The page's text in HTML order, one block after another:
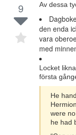
9
Av dessa
den enda
vara
med
Locket
första
He
were
he had